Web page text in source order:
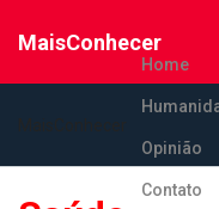
MaisConhecer
Home
Opinião
Contato